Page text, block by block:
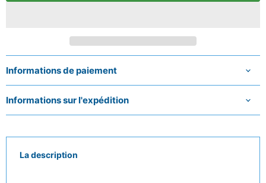
Informations de paiement
Informations sur l'expédition
La description